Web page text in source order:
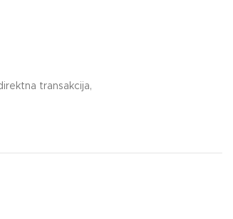
transakcija,